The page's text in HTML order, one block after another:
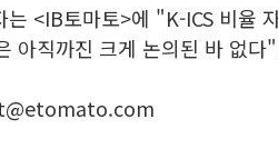
는 <IB토마토>에 "K-ICS 비율
아직까진 크게 논의된 바 없다